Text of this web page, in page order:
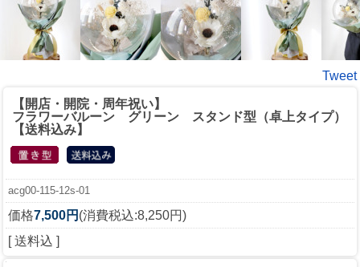
Tweet
【開店・開院・周年祝い】
フラワーバルーン グリーン スタンド型（卓上タイプ）
【送料込み】
acg00-115-12s-01
価格7,500円 (消費税込:8,250円)
[ 送料込 ]